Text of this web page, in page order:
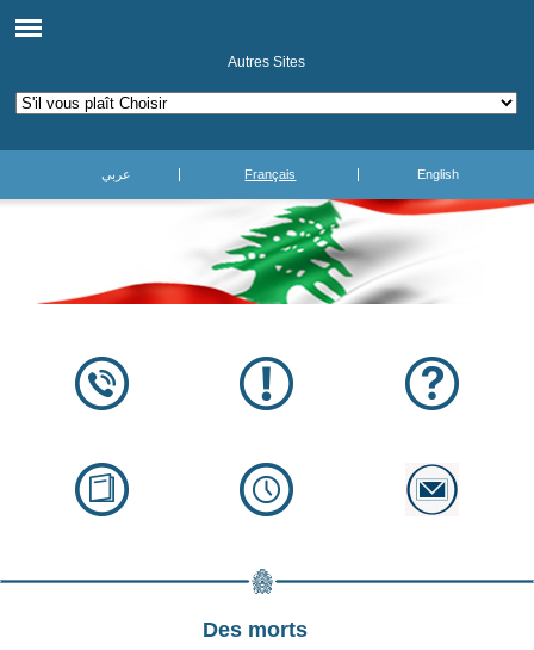
Autres Sites
عربي Français English
Des morts